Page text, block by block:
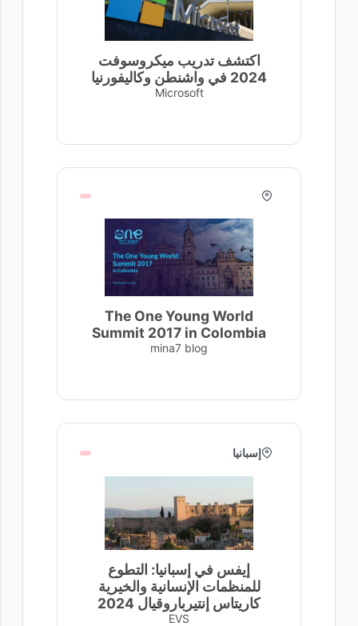
اكتشف تدريب ميكروسوفت
2024 في واشنطن وكاليفورنيا
Microsoft
The One Young World
Summit 2017 in Colombia
mina7 blog
إسبانيا
إيفس في إسبانيا: التطوع
للمنظمات الإنسانية والخيرية
كاريتاس إنتيرباروقيال 2024
EVS